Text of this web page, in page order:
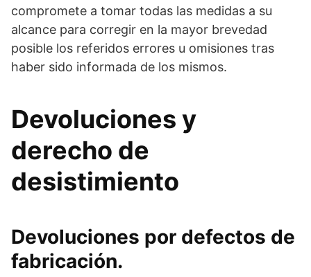
compromete a tomar todas las medidas a su
alcance para corregir en la mayor brevedad
posible los referidos errores u omisiones tras
haber sido informada de los mismos.
Devoluciones y
derecho de
desistimiento
Devoluciones por defectos de
fabricación.